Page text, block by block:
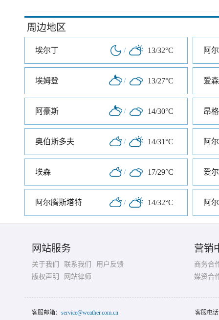
周边地区
埃尔丁 / 13/32°C 阿
埃姆登 / 13/27°C 爱
阿豪斯 / 14/30°C 昂
奥伯斯多夫 / 14/31°C 阿
埃森 / 17/29°C 爱
阿尔腾斯塔特 / 14/32°C 阿
网站服务
关于我们 联系我们
用户反馈
版权声明
网站律师
营销
商务合
媒资合
客服邮箱： service@weather.com.cn 客服电